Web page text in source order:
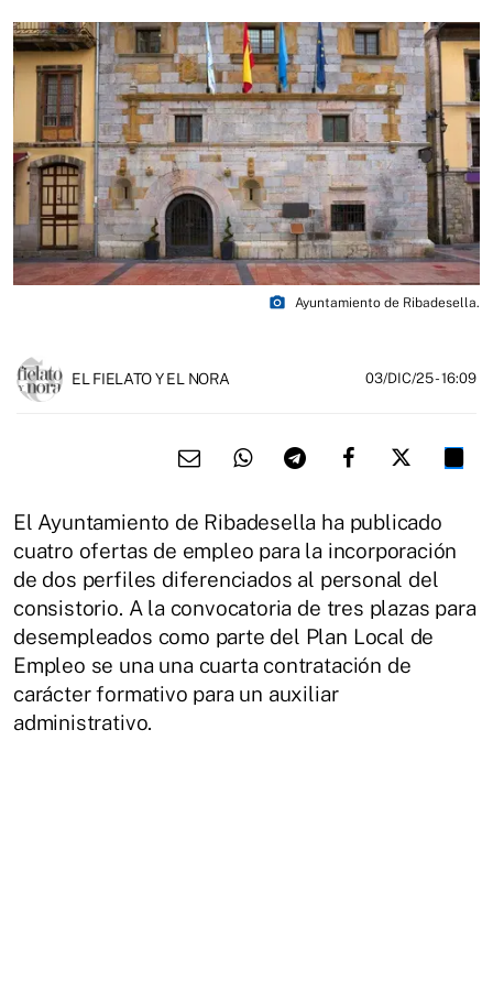
photo_camera Ayuntamiento de Ribadesella.
EL FIELATO Y EL NORA 03/DIC/25- 16:09
El Ayuntamiento de Ribadesella ha publicado
cuatro ofertas de empleo para la incorporación
de dos perfiles diferenciados al personal del
consistorio. A la convocatoria de tres plazas para
desempleados como parte del Plan Local de
Empleo se una una cuarta contratación de
carácter formativo para un auxiliar
administrativo.